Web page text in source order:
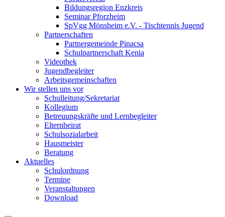
Bildungsregion Enzkreis
Seminar Pforzheim
SpVgg Mönsheim e.V. - Tischtennis Jugend
Partnerschaften
Partnergemeinde Pinacsa
Schulpartnerschaft Kenia
Videothek
Jugendbegleiter
Arbeitsgemeinschaften
Wir stellen uns vor
Schulleitung/Sekretariat
Kollegium
Betreuungskräfte und Lernbegleiter
Elternbeirat
Schulsozialarbeit
Hausmeister
Beratung
Aktuelles
Schulordnung
Termine
Veranstaltungen
Download